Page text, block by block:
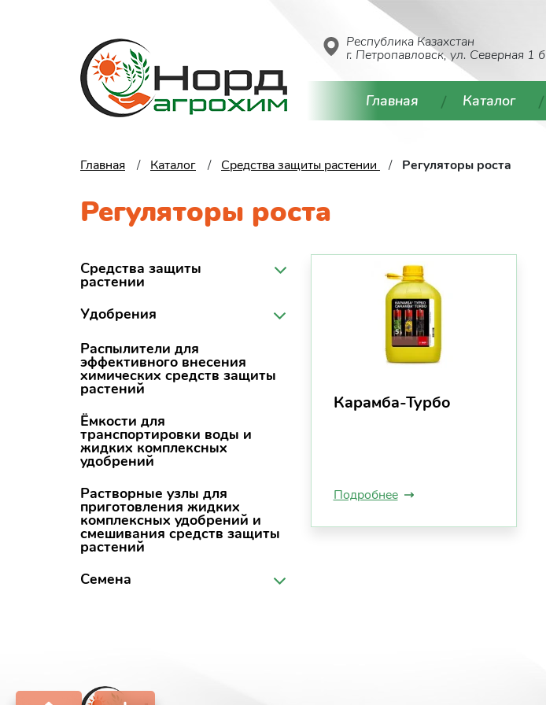
Республика Казахстан
г. Петропавловск, ул. Северная 1 б
Главная Каталог
Главная Каталог Средства защиты растении Регуляторы роста
Регуляторы роста
Средства защиты
растении
Удобрения
Распылители для
эффективного внесения
химических средств защиты
растений
Ёмкости для
транспортировки воды и
жидких комплексных
удобрений
Растворные узлы для
приготовления жидких
комплексных удобрений и
смешивания средств защиты
растений
Семена
Карамба-Турбо
Подробнее